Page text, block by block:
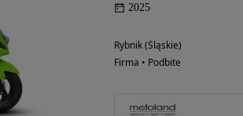
2025
Rybnik (Śląskie)
Firma • Podbite